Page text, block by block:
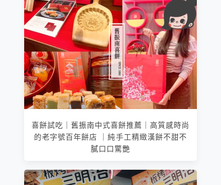
喜餅試吃｜舊振南中式喜餅推薦｜高質感時尚
的老字號百年餅店 ｜純手工精緻漢餅不甜不
膩口口驚艷